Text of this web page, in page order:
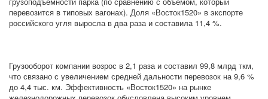
перевозится в типовых вагонах). Доля «Восток1520» в экспорте
российского угля выросла в два раза и составила 11,4 %.
Грузооборот компании возрос в 2,1 раза и составил 99,8 млрд ткм,
что связано с увеличением средней дальности перевозок на 9,6 %
до 4,4 тыс. км. Эффективность «Восток1520» на рынке